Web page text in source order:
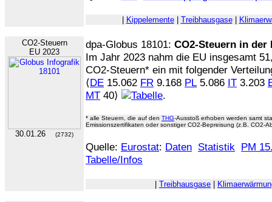
Kippelemente| Treibhausgase|
CO2-Steuern
EU 2023
30.01.26 (2732)
dpa-Globus 18101: CO2-Steuern in der
Im Jahr 2023 nahm die EU insgesamt
CO2-Steuern* ein mit folgender
⟨DE 15.062 FR 9.168 PL 5.086 IT 3.203
MT 40⟩ .
* alle Steuern, die auf den THG-Ausstoß erhoben werden samt
Emissionszertifikaten oder sonstiger CO2-Bepreisung (z.B. CO2-
Quelle: Eurostat: Daten Statistik PM
Tabelle/Infos
Treibhausgase